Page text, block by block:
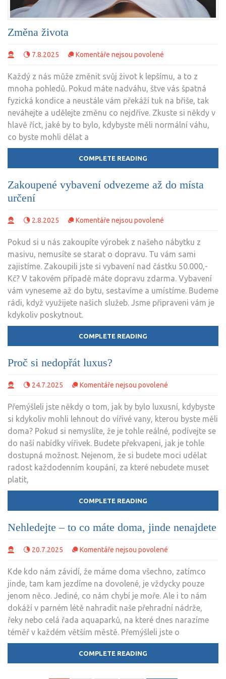
Změna života
7.8.2025 Komentáře nejsou povolené
s
názvem
Změna
života
Každý z nás může změnit svůj život k lepšímu, a to z
mnoha pohledů. Pokud máte nadváhu, štve vás špatná
fyzická kondice a neustále vám překáží tuk na břiše, tak
neváhejte a udělejte změnu co nejdříve. Zkuste si někdy v
hlavě říct, jaké by to bylo, kdybyste měli normální váhu,
co byste mohli dělat a
COMPLETE READING
Zakoupené vybavení odvezeme až do místa
určení
2.8.2025 Komentáře nejsou povolené
s
názvem
Zakoupené
vybavení
odvezeme
až
Pokud si u nás zakoupíte výrobek z našeho nábytku z
masivu, nemusíte se starat o dopravu. Tu vám sami
zajistíme. Zakoupili jste si vybavení nad částku 50.000,-
Kč? V takovém případě máte dopravu zdarma. Vybavení
vám vyneseme až do bytu, sestavíme a umístíme. Budeme
rádi, když využijete našich služeb. Jsme připraveni vám je
kdykoliv poskytnout.
COMPLETE READING
Proč si nedopřát luxus?
24.7.2025 Komentáře nejsou povolené
s
názvem
Proč
si
nedopřát
luxus?
Přemýšleli jste někdy o tom, jak by bylo luxusní, kdybyste
si kdykoliv mohli lehnout do vířivé vany, kterou byste měli
doma? Pokud si nemyslíte, že je tohle reálné, podívejte se
do naší nabídky vířivek. Budete překvapeni, jak je tohle
dostupná možnost. Nejenom, že si budete moci udělat
radost každodenním koupání, za které nebudete muset
platit,
COMPLETE READING
Nehledejte – to co máte doma, jinde nenajdete
20.7.2025 Komentáře nejsou povolené
s
názvem
Nehledejte
–
to
co
Kde kdo nám závidí, že máme doma všechno, zatímco
jinde, tam kam jezdíme na dovolené, je vždycky pouze
jenom něco. Jediné, co nám chybí je moře. Ale i to nám
dokáží v parném létě nahradit naše přehradní nádrže,
řeky nebo celá řada aquaparků, na které dnes narazíme
téměř v každém větším městě. Přemýšleli jste o
COMPLETE READING